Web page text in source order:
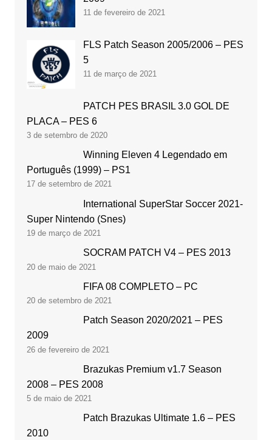
11 de fevereiro de 2021
FLS Patch Season 2005/2006 – PES
5
11 de março de 2021
PATCH PES BRASIL 3.0 GOL DE
PLACA – PES 6
3 de setembro de 2020
Winning Eleven 4 Legendado em
Português (1999) – PS1
17 de setembro de 2021
International SuperStar Soccer 2021-
Super Nintendo (Snes)
19 de março de 2021
SOCRAM PATCH V4 – PES 2013
20 de maio de 2021
FIFA 08 COMPLETO – PC
20 de setembro de 2021
Patch Season 2020/2021 – PES
2009
26 de fevereiro de 2021
Brazukas Premium v1.7 Season
2008 – PES 2008
5 de maio de 2021
Patch Brazukas Ultimate 1.6 – PES
2010